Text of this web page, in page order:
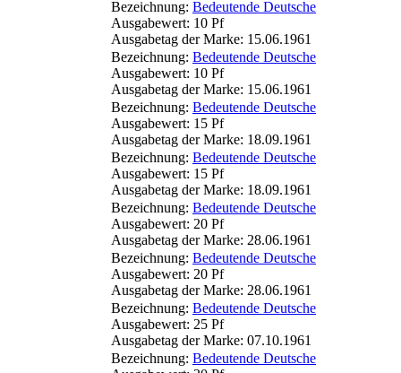
Bezeichnung: Bedeutende Deutsche
Ausgabewert: 10 Pf
Ausgabetag der Marke: 15.06.1961
Bezeichnung: Bedeutende Deutsche
Ausgabewert: 10 Pf
Ausgabetag der Marke: 15.06.1961
Bezeichnung: Bedeutende Deutsche
Ausgabewert: 15 Pf
Ausgabetag der Marke: 18.09.1961
Bezeichnung: Bedeutende Deutsche
Ausgabewert: 15 Pf
Ausgabetag der Marke: 18.09.1961
Bezeichnung: Bedeutende Deutsche
Ausgabewert: 20 Pf
Ausgabetag der Marke: 28.06.1961
Bezeichnung: Bedeutende Deutsche
Ausgabewert: 20 Pf
Ausgabetag der Marke: 28.06.1961
Bezeichnung: Bedeutende Deutsche
Ausgabewert: 25 Pf
Ausgabetag der Marke: 07.10.1961
Bezeichnung: Bedeutende Deutsche